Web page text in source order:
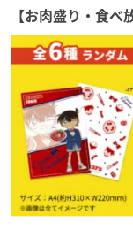
【お肉盛り・食べ